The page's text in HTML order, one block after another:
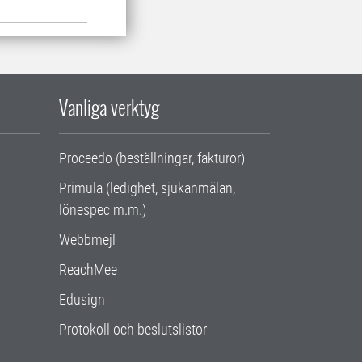
Vanliga verktyg
Proceedo (beställningar, fakturor)
Primula (ledighet, sjukanmälan,
lönespec m.m.)
Webbmejl
ReachMee
Edusign
Protokoll och beslutslistor